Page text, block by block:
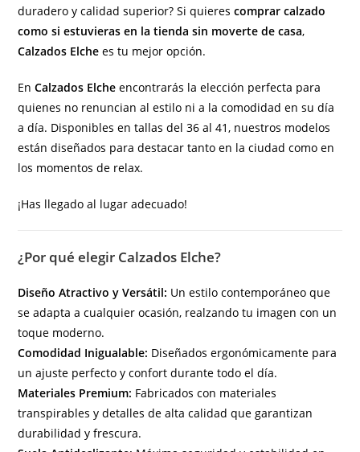
duradero y calidad superior? Si quierescomprar calzado
como si estuvieras en la tienda sin moverte de casa,
Calzados Elche es tu mejor opción.
EnCalzados Elche encontrarás la elección perfecta para
quienes no renuncian al estilo ni a la comodidad en su día
a día. Disponibles en tallas del 36 al 41, nuestros modelos
están diseñados para destacar tanto en la ciudad como en
los momentos de relax.
¡Has llegado al lugar adecuado!
¿Por qué elegir Calzados Elche?
Diseño Atractivo y Versátil: Un estilo contemporáneo que
se adapta a cualquier ocasión, realzando tu imagen con un
toque moderno.
Comodidad Inigualable: Diseñados ergonómicamente para
un ajuste perfecto y confort durante todo el día.
Materiales Premium: Fabricados con materiales
transpirables y detalles de alta calidad que garantizan
durabilidad y frescura.